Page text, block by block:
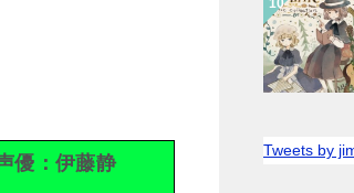
優：伊藤静
Tweets by